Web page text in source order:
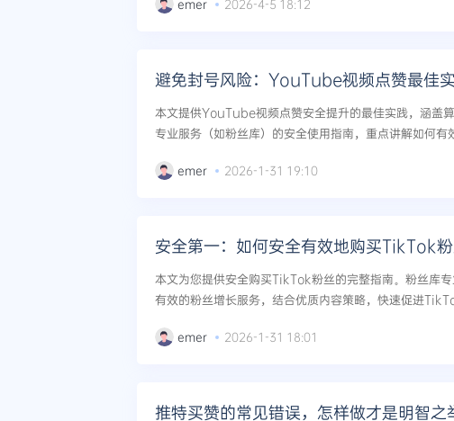
emer 2026-4-5 18:12
避免封号风险：YouTube视频点赞最佳
本文提供YouTube视频点赞安全提升的最佳实践，涵盖
专业服务（如粉丝库）的安全使用指南，重点讲解如何有
emer 2026-1-31 19:10
本文为您提供安全购买TikTok粉丝的完整指南。粉丝库
有效的粉丝增长服务，结合优质内容策略，快速促进
emer 2026-1-31 18:01
推特买赞的常见错误，怎样做才是明智之